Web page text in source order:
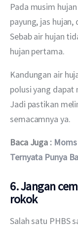
Pada musim
payung, jas
Sebab air hujan
hujan pertama.
Kandungan air
polusi yang dapat
Jadi pastikan
semacamnya ya.
Baca Juga :
Ternyata Punya
6. Jangan
rokok
Salah satu PHBS